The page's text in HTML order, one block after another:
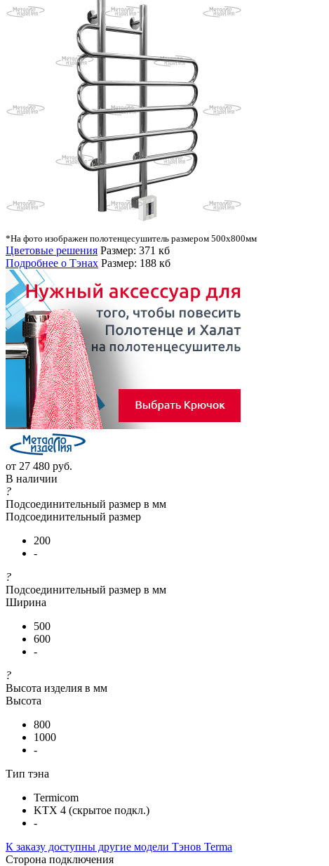
*На фото изображен полотенцесушитель размером 500х800мм
Цветовые решения Размер: 371 кб
Подробнее о Тэнах Размер: 188 кб
от 27 480 руб.
В наличии
?
Подсоединительный размер в мм
Подсоединительный размер
200
-
?
Подсоединительный размер в мм
Ширина
500
600
-
?
Высота изделия в мм
Высота
800
1000
-
Тип тэна
Termicom
KTX 4 (скрытое подкл.)
-
К заказу доступны другие модели Тэнов Terma
Сторона подключения